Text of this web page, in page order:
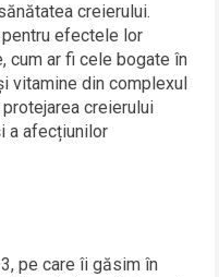
creierului.
efectele lor
cum ar fi cele bogate în
vitamine din complexul
creierului
a afecțiunilor
pe care îi găsim în